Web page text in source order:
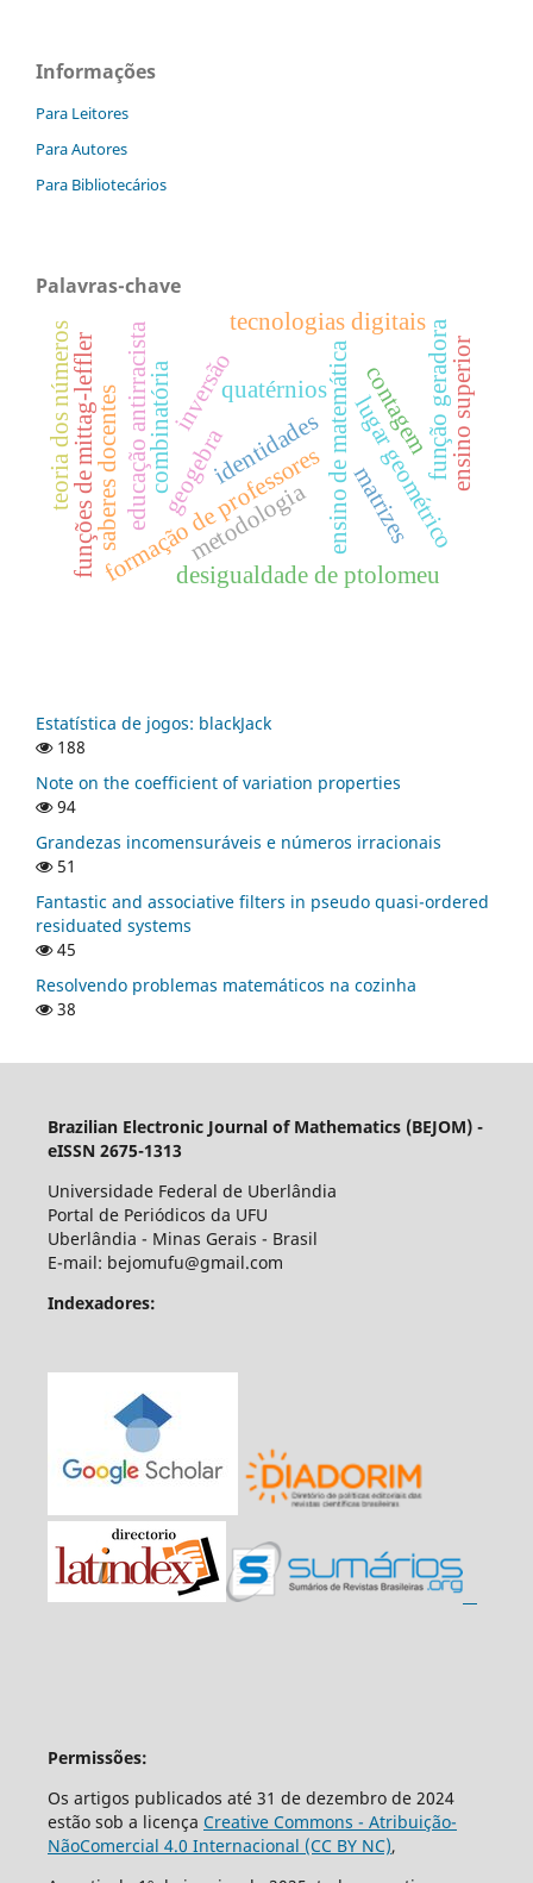
Informações
Para Leitores
Para Autores
Para Bibliotecários
Palavras-chave
formação de professores
educação antirracista ensino de matemática
saberes docentes
funções de mittag-leffler quatérnios
desigualdade de ptolomeu
inversão
lugar geométrico
combinatória função geradora
matrizes
contagem
teoria dos números tecnologias digitais
geogebra ensino superior
metodologia
identidades
Estatística de jogos: blackJack
188
Note on the coefficient of variation properties
94
Grandezas incomensuráveis e números irracionais
51
Fantastic and associative filters in pseudo quasi-ordered
residuated systems
45
Resolvendo problemas matemáticos na cozinha
38
Brazilian Electronic Journal of Mathematics (BEJOM) -
eISSN 2675-1313
Universidade Federal de Uberlândia
Portal de Periódicos da UFU
Uberlândia - Minas Gerais - Brasil
E-mail: bejomufu@gmail.com
Indexadores:
Permissões:
Os artigos publicados até 31 de dezembro de 2024
estão sob a licença Creative Commons - Atribuição-
NãoComercial 4.0 Internacional (CC BY NC),